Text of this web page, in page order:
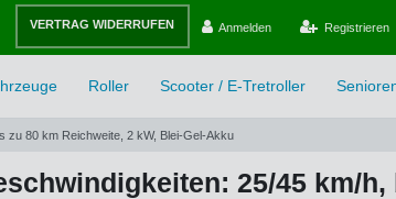
VERTRAG WIDERRUFEN Anmelden Registrieren
Roller Scooter / E-Tretroller
zu 80 km Reichweite, 2 kW, Blei-Gel-Akku
25/45 km/h,